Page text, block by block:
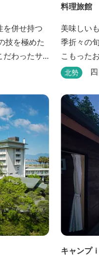
を併せ持つ
技を極めた
だわったサ
ご満喫い
料理旅館
美味しい
季折々の
こもった
い。
北勢
キャンプ